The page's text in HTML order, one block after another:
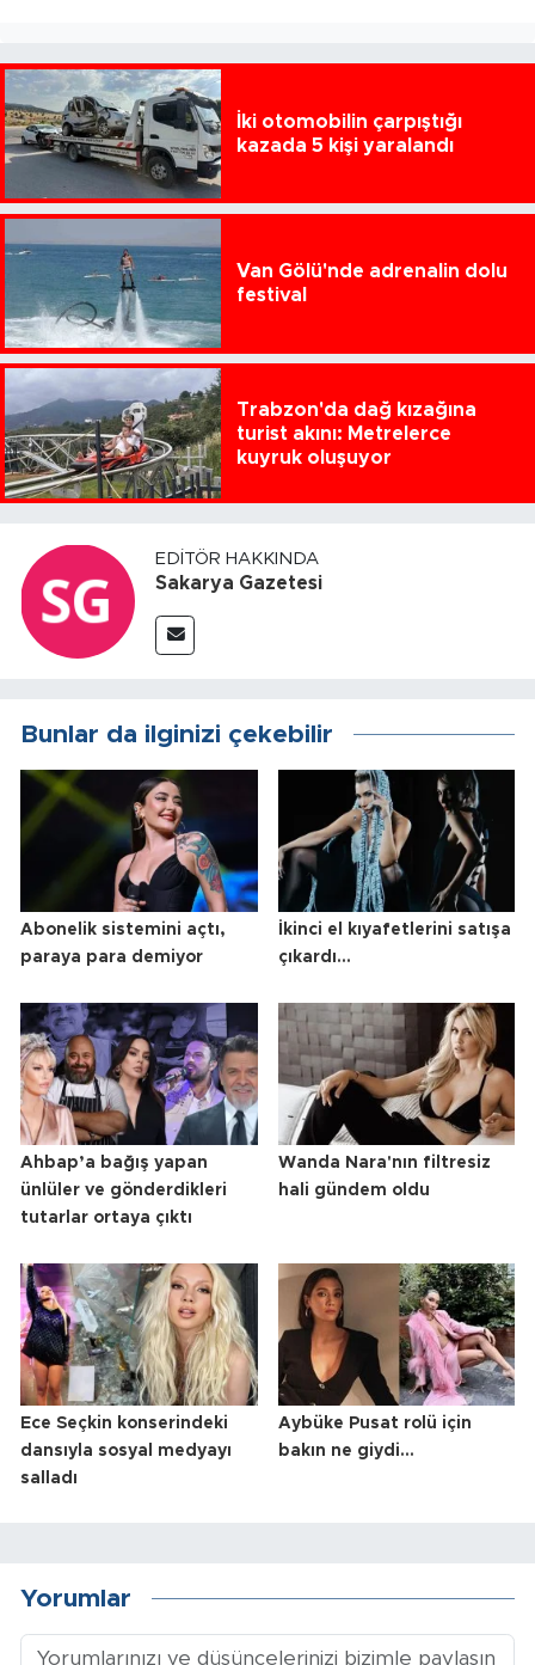
İki otomobilin çarpıştığı
kazada 5 kişi yaralandı
Van Gölü'nde adrenalin dolu
festival
Trabzon'da dağ kızağına
turist akını: Metrelerce
kuyruk oluşuyor
EDITÖR HAKKINDA
Sakarya Gazetesi
Bunlar da ilginizi çekebilir
Abonelik sistemini açtı,
paraya para demiyor
İkinci el kıyafetlerini satışa
çıkardı...
Ahbap’a bağış yapan
ünlüler ve gönderdikleri
tutarlar ortaya çıktı
Wanda Nara'nın filtresiz
hali gündem oldu
Ece Seçkin konserindeki
dansıyla sosyal medyayı
salladı
Aybüke Pusat rolü için
bakın ne giydi...
Yorumlar